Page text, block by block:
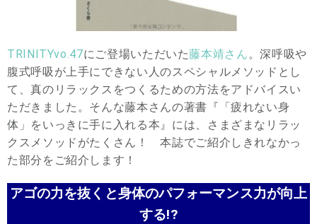
TRINITYvo.47にご登場いただいた藤本靖さん。深呼吸や
腹式呼吸が上手にできない人のスペシャルメソッドとし
て、真のリラックスをつくるための方法をアドバイスい
ただきました。そんな藤本さんの著書『「疲れない身
体」をいっきに手に入れる本』には、さまざまなリラッ
クスメソッドがたくさん！ 本誌でご紹介しきれなかっ
た部分をご紹介します！
アゴの力を抜くと身体のパフォーマンス力が向上
する!?